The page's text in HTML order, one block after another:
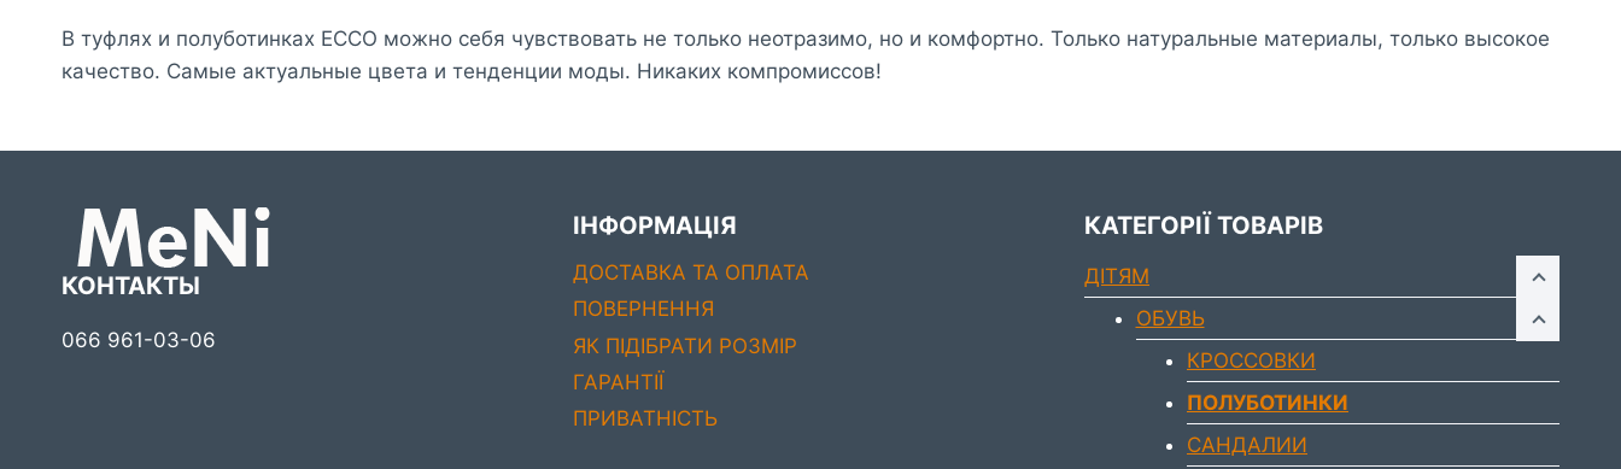
В туфлях и полуботинках ECCO можно себя чувствовать не только неотразимо, но и комфортно. Только натуральные материалы, только высокое
качество. Самые актуальные цвета и тенденции моды. Никаких компромиссов!
КОНТАКТЫ
066 961-03-06
ІНФОРМАЦІЯ
ДОСТАВКА ТА ОПЛАТА
ПОВЕРНЕННЯ
ЯК ПІДІБРАТИ РОЗМІР
ГАРАНТІЇ
ПРИВАТНІСТЬ
КАТЕГОРІЇ ТОВАРІВ
ДIТЯМ
ОБУВЬ
КРОССОВКИ
ПОЛУБОТИНКИ
САНДАЛИИ